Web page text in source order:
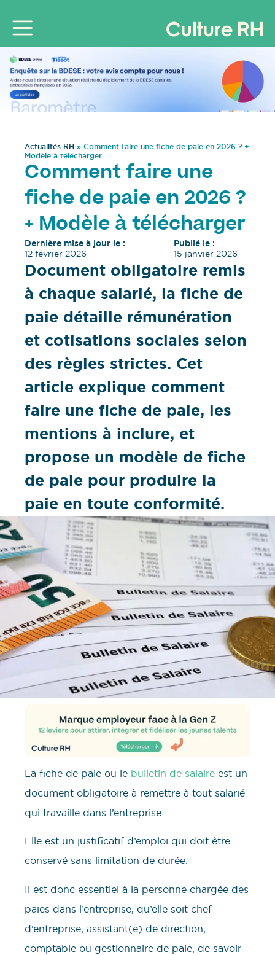
Actualités RH » Comment faire une fiche de paie en 2026 ? +
Modèle à télécharger
Comment faire une
fiche de paie en 2026 ?
+ Modèle à télécharger
Dernière mise à jour le :
12 février 2026
Publié le :
15 janvier 2026
Document obligatoire remis
à chaque salarié, la fiche de
paie détaille rémunération
et cotisations sociales selon
des règles strictes. Cet
article explique comment
faire une fiche de paie, les
mentions à inclure, et
propose un modèle de fiche
de paie pour produire la
paie en toute conformité.
La fiche de paie ou le bulletin de salaire est un
document obligatoire à remettre à tout salarié
qui travaille dans l’entreprise.
Elle est un justificatif d’emploi qui doit être
conservé sans limitation de durée.
Il est donc essentiel à la personne chargée des
paies dans l’entreprise, qu’elle soit chef
d’entreprise, assistant(e) de direction,
comptable ou gestionnaire de paie, de savoir